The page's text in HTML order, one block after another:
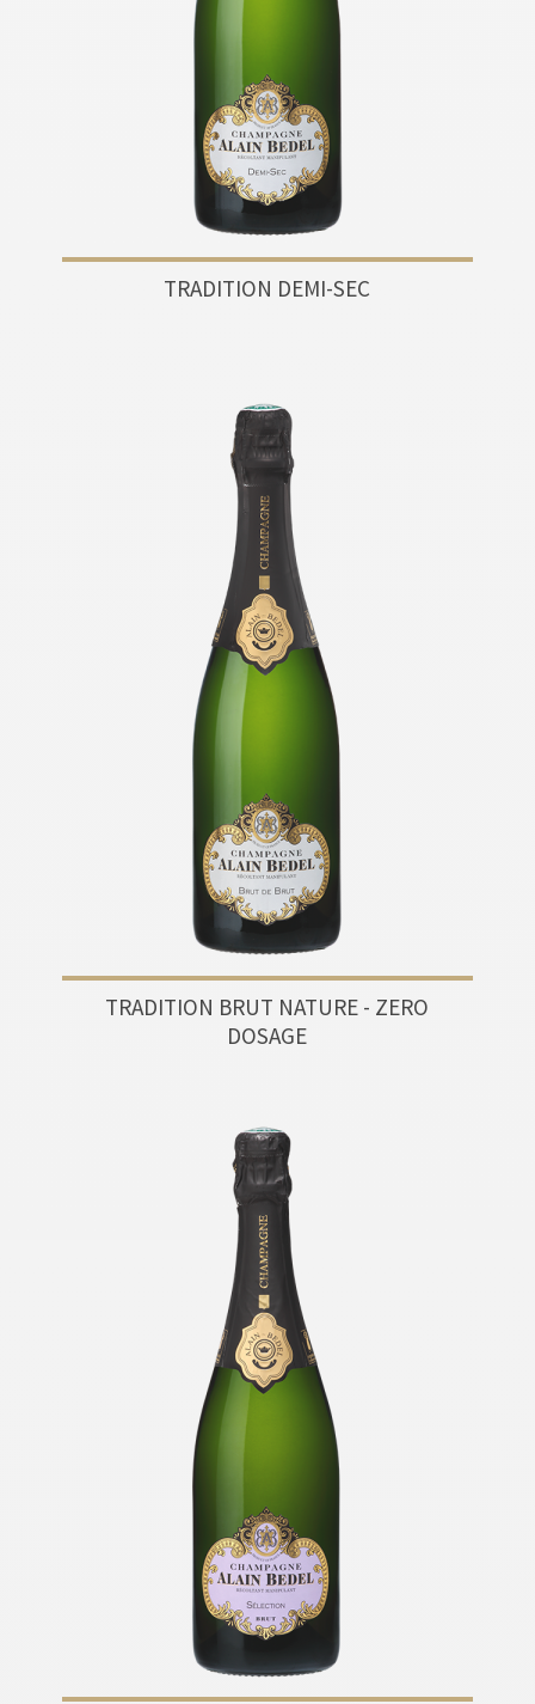
TRADITION DEMI-SEC
TRADITION BRUT NATURE - ZERO
DOSAGE